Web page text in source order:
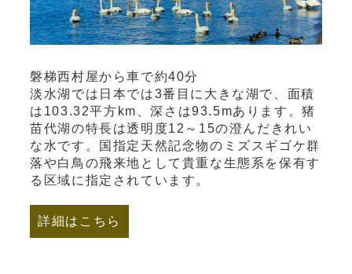
磐梯西村屋から車で約40分
淡水湖では日本では3番目に大きな湖で、面積
は103.32平方km、深さは93.5mあります。猪
苗代湖の特長は透明度12～15の澄んだきれい
な水です。国指定天然記念物のミズスギゴケ群
落や白鳥の飛来地として貴重な生態系を保有す
る区域に指定されています。
詳細はこちら